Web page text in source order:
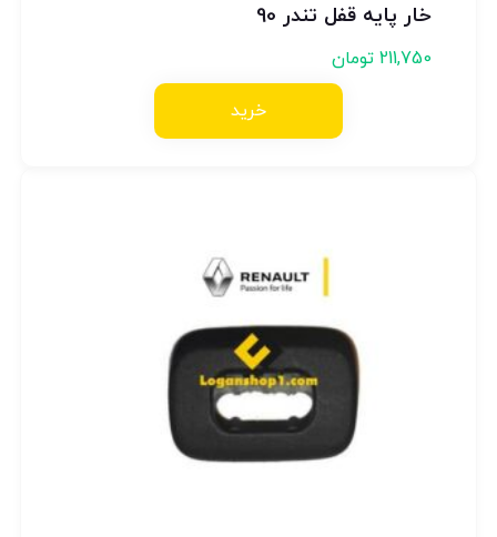
خار پایه قفل تندر 90
211,750 تومان
خرید